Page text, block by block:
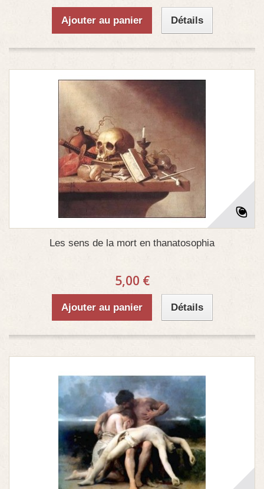
Ajouter au panier Détails
Les sens de la mort en thanatosophia
5,00 €
Ajouter au panier Détails